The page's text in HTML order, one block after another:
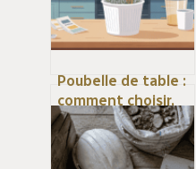
Poubelle de table :
comment choisir,
utiliser et
optimiser cet
accessoire discret